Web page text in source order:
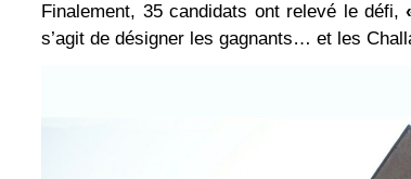
Finalement, 35 candidats ont relevé le défi,
s’agit de désigner les gagnants… et les